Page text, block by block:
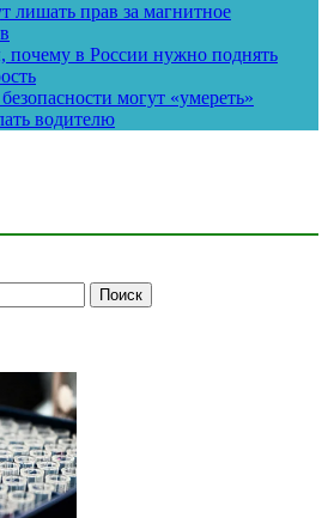
лишать прав за магнитное
в России нужно поднять
могут «умереть»
водителю